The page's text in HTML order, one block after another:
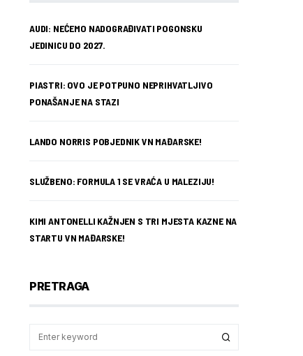
AUDI: NEĆEMO NADOGRAĐIVATI POGONSKU
JEDINICU DO 2027.
PIASTRI: OVO JE POTPUNO NEPRIHVATLJIVO
PONAŠANJE NA STAZI
LANDO NORRIS POBJEDNIK VN MAĐARSKE!
SLUŽBENO: FORMULA 1 SE VRAĆA U MALEZIJU!
KIMI ANTONELLI KAŽNJEN S TRI MJESTA KAZNE NA
STARTU VN MAĐARSKE!
PRETRAGA